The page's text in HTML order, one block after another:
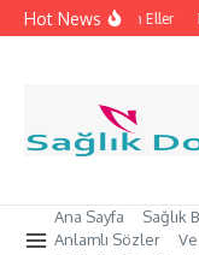
İçeriğe atla
Hot News
İpleri Tutan Eller
Ana Sayfa Sağlık
Anlamlı Sözler